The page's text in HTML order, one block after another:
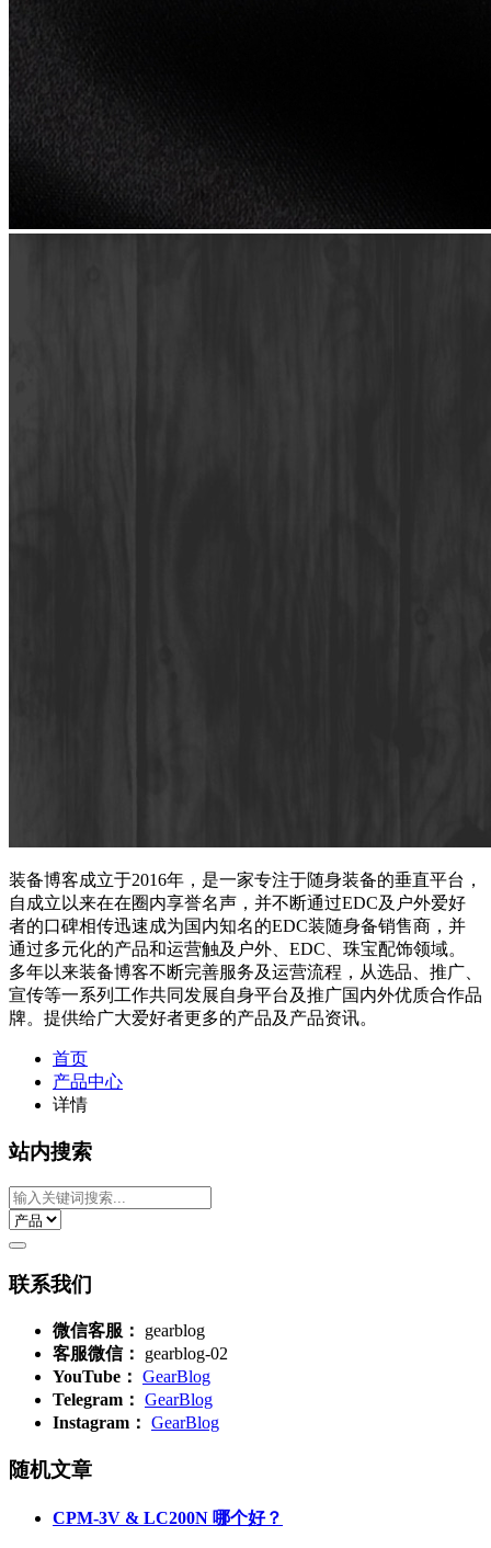
装备博客成立于2016年，是一家专注于随身装备的垂直平台，
自成立以来在在圈内享誉名声，并不断通过EDC及户外爱好
者的口碑相传迅速成为国内知名的EDC装随身备销售商，并
通过多元化的产品和运营触及户外、EDC、珠宝配饰领域。
多年以来装备博客不断完善服务及运营流程，从选品、推广、
宣传等一系列工作共同发展自身平台及推广国内外优质合作品
牌。提供给广大爱好者更多的产品及产品资讯。
首页
产品中心
详情
站内搜索
联系我们
微信客服：
gearblog
客服微信：
gearblog-02
YouTube： GearBlog
Telegram： GearBlog
Instagram： GearBlog
随机文章
CPM-3V & LC200N 哪个好？